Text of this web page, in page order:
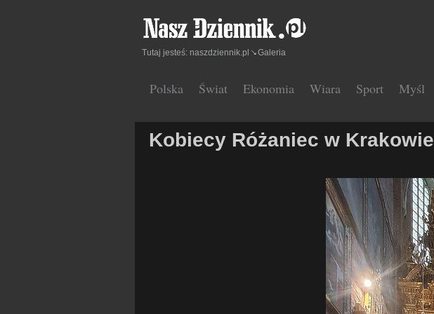
Polska Świat Ekonomia Wiara Sport Myśl
Tutaj jesteś: naszdziennik.pl Galeria
Kobiecy Różaniec w Krakowie